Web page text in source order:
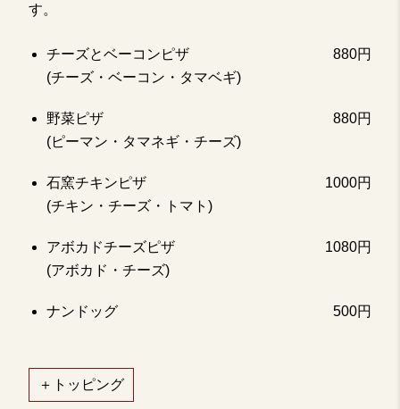
す。
チーズとベーコンピザ
880円
(チーズ・ベーコン・タマベギ)
野菜ピザ
880円
(ピーマン・タマネギ・チーズ)
石窯チキンピザ
1000円
(チキン・チーズ・トマト)
アボカドチーズピザ
1080円
(アボカド・チーズ)
ナンドッグ 500円
＋トッピング